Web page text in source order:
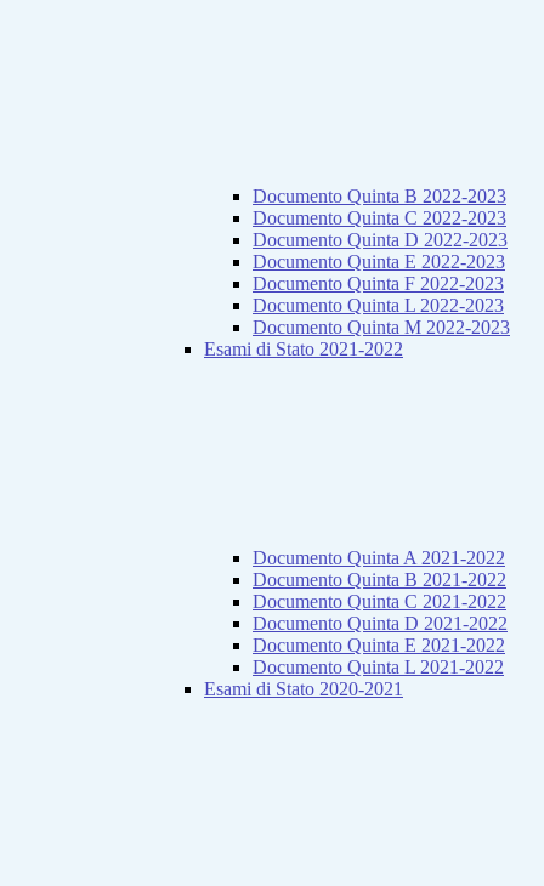
Documento Quinta B 2022-2023
Documento Quinta C 2022-2023
Documento Quinta D 2022-2023
Documento Quinta E 2022-2023
Documento Quinta F 2022-2023
Documento Quinta L 2022-2023
Documento Quinta M 2022-2023
Esami di Stato 2021-2022
Documento Quinta A 2021-2022
Documento Quinta B 2021-2022
Documento Quinta C 2021-2022
Documento Quinta D 2021-2022
Documento Quinta E 2021-2022
Documento Quinta L 2021-2022
Esami di Stato 2020-2021